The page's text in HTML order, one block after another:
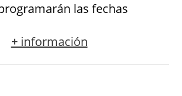
las fechas
+ información